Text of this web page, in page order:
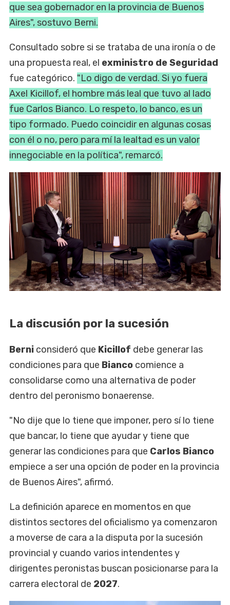
que sea gobernador en la provincia de Buenos
Aires", sostuvo Berni.
Consultado sobre si se trataba de una ironía o de
una propuesta real, el exministro de Seguridad
fue categórico. "Lo digo de verdad. Si yo fuera
Axel Kicillof, el hombre más leal que tuvo al lado
fue Carlos Bianco. Lo respeto, lo banco, es un
tipo formado. Puedo coincidir en algunas cosas
con él o no, pero para mí la lealtad es un valor
innegociable en la política", remarcó.
La discusión por la sucesión
Berni consideró que Kicillof debe generar las
condiciones para que Bianco comience a
consolidarse como una alternativa de poder
dentro del peronismo bonaerense.
"No dije que lo tiene que imponer, pero sí lo tiene
que bancar, lo tiene que ayudar y tiene que
generar las condiciones para que Carlos Bianco
empiece a ser una opción de poder en la provincia
de Buenos Aires", afirmó.
La definición aparece en momentos en que
distintos sectores del oficialismo ya comenzaron
a moverse de cara a la disputa por la sucesión
provincial y cuando varios intendentes y
dirigentes peronistas buscan posicionarse para la
carrera electoral de 2027.